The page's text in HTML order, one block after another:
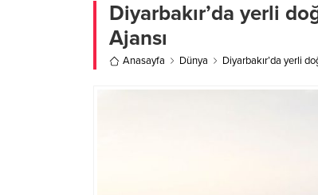
Diyarbakır’da yerli
Ajansı
Anasayfa Dünya Diyarbakır’da yerli